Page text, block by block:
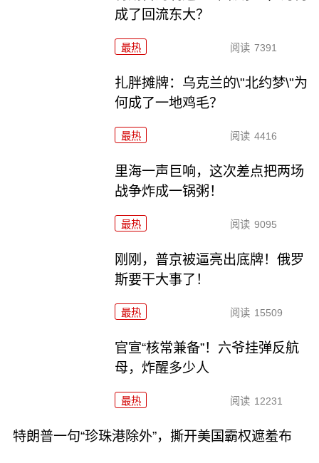
成了回流东大？
最热 阅读 7391
扎胖摊牌：乌克兰的\"北约梦\"为
何成了一地鸡毛？
最热 阅读 4416
里海一声巨响，这次差点把两场
战争炸成一锅粥！
最热 阅读 9095
刚刚，普京被逼亮出底牌！俄罗
斯要干大事了！
最热 阅读 15509
官宣“核常兼备”！六爷挂弹反航
母，炸醒多少人
最热 阅读 12231
特朗普一句“珍珠港除外”，撕开美国霸权遮羞布